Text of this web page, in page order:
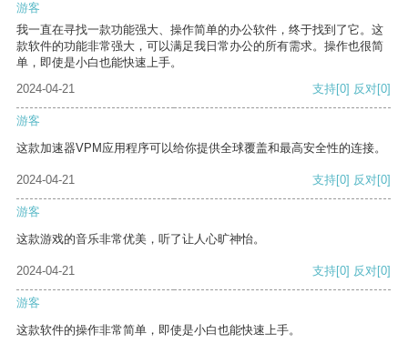
游客
我一直在寻找一款功能强大、操作简单的办公软件，终于找到了它。这
款软件的功能非常强大，可以满足我日常办公的所有需求。操作也很简
单，即使是小白也能快速上手。
2024-04-21
支持[0] 反对[0]
游客
这款加速器VPM应用程序可以给你提供全球覆盖和最高安全性的连接。
2024-04-21 支持[0] 反对[0]
游客
这款游戏的音乐非常优美，听了让人心旷神怡。
2024-04-21 支持[0] 反对[0]
游客
这款软件的操作非常简单，即使是小白也能快速上手。